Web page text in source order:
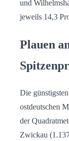
und
jeweils 14,3
Plauen
Die
ostdeutschen
der
Zwickau